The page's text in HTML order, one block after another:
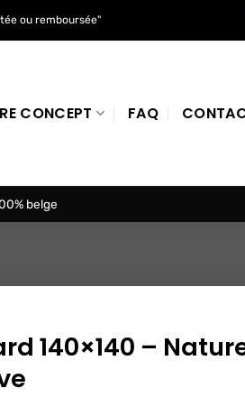
ou remboursée"
CONCEPT FAQ
belge
140×140 –